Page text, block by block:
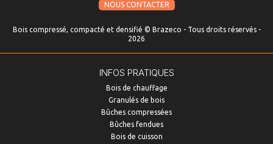
NOUS CONTACTER
Bois compressé, compacté et densifié © Brazeco - Tous droits réservés -
2026
INFOS PRATIQUES
Bois de chauffage
Granulés de bois
Bûches compressées
Bûches fendues
Bois de cuisson